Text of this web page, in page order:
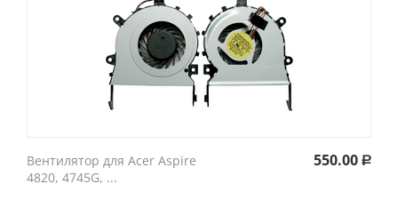
Вентилятор для Acer Aspire
4820, 4745G, ...
550.00 Р